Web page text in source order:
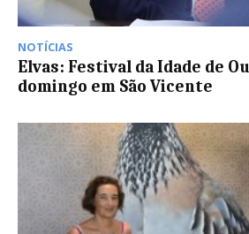
NOTÍCIAS
Elvas: Festival da Idade de
domingo em São Vicente